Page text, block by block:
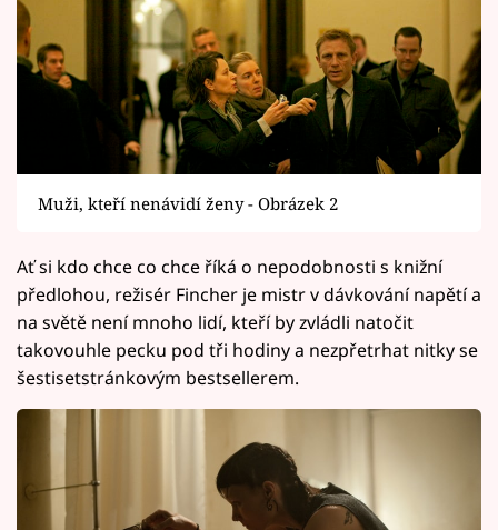
Muži, kteří nenávidí ženy - Obrázek 2
Ať si kdo chce co chce říká o nepodobnosti s knižní
předlohou, režisér Fincher je mistr v dávkování napětí a
na světě není mnoho lidí, kteří by zvládli natočit
takovouhle pecku pod tři hodiny a nezpřetrhat nitky se
šestisetstránkovým bestsellerem.